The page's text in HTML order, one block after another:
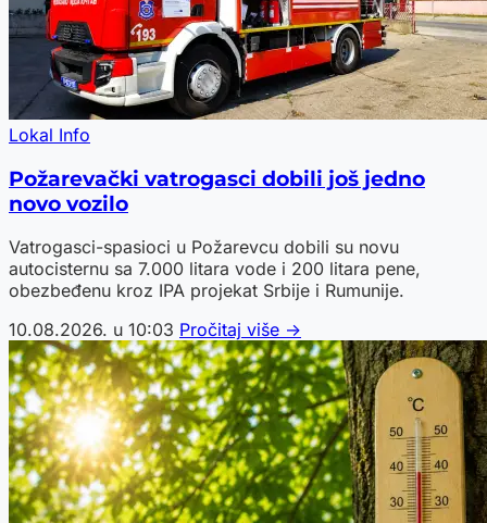
Lokal Info
Požarevački vatrogasci dobili još jedno
novo vozilo
Vatrogasci-spasioci u Požarevcu dobili su novu
autocisternu sa 7.000 litara vode i 200 litara pene,
obezbeđenu kroz IPA projekat Srbije i Rumunije.
10.08.2026. u 10:03 Pročitaj više →